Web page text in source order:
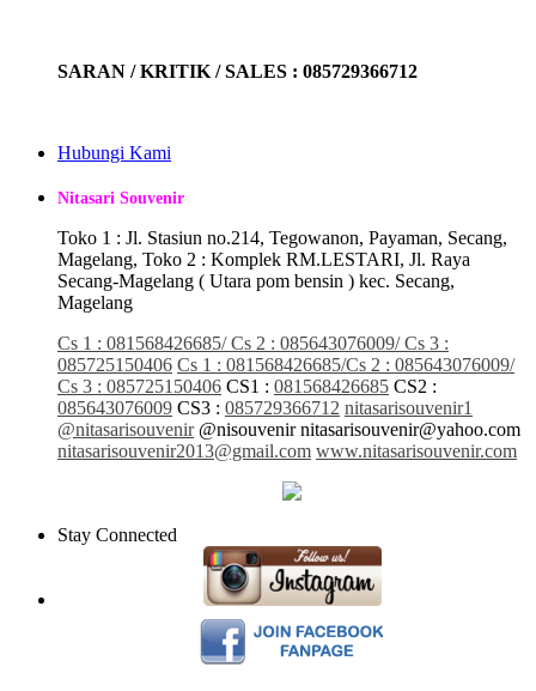
SARAN / KRITIK / SALES : 085729366712
Hubungi Kami
Nitasari Souvenir
Toko 1 : Jl. Stasiun no.214, Tegowanon, Payaman, Secang,
Magelang, Toko 2 : Komplek RM.LESTARI, Jl. Raya
Secang-Magelang ( Utara pom bensin ) kec. Secang,
Magelang
Cs 1 : 081568426685/ Cs 2 : 085643076009/ Cs 3 :
085725150406 Cs 1 : 081568426685/Cs 2 : 085643076009/
Cs 3 : 085725150406 CS1 : 081568426685 CS2 :
085643076009 CS3 : 085729366712 nitasarisouvenir1
@nitasarisouvenir @nisouvenir nitasarisouvenir@yahoo.com
nitasarisouvenir2013@gmail.com www.nitasarisouvenir.com
Stay Connected